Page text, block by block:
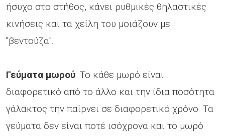
ήσυχο στο στήθος, κάνει ρυθμικές θηλαστικές
κινήσεις και τα χείλη του μοιάζουν με
"βεντούζα".
Γεύματα μωρού. Το κάθε μωρό είναι
διαφορετικό από το άλλο και την ίδια ποσότητα
γάλακτος την παίρνει σε διαφορετικό χρόνο. Τα
γεύματα δεν είναι ποτέ ισόχρονα και το μωρό